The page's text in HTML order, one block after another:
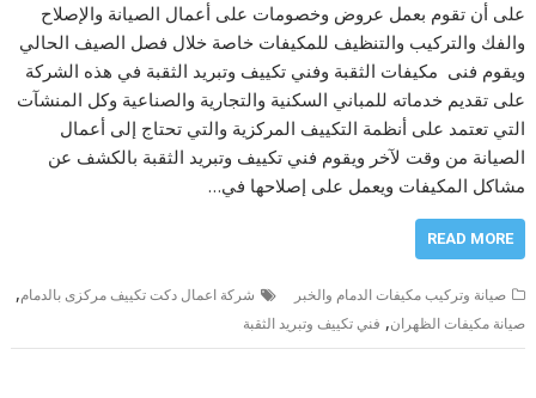
على أن تقوم بعمل عروض وخصومات على أعمال الصيانة والإصلاح
والفك والتركيب والتنظيف للمكيفات خاصة خلال فصل الصيف الحالي
ويقوم فنى مكيفات الثقبة وفني تكييف وتبريد الثقبة في هذه الشركة
على تقديم خدماته للمباني السكنية والتجارية والصناعية وكل المنشآت
التي تعتمد على أنظمة التكييف المركزية والتي تحتاج إلى أعمال
الصيانة من وقت لآخر ويقوم فني تكييف وتبريد الثقبة بالكشف عن
مشاكل المكيفات ويعمل على إصلاحها في…
READ MORE
صيانة وتركيب مكيفات الدمام والخبر شركة اعمال دكت تكييف مركزى بالدمام,
صيانة مكيفات الظهران, فني تكييف وتبريد الثقبة